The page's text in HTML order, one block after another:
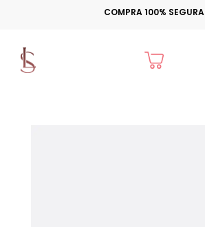
conteúdo
COMPRA 100% SEGURA
Cart